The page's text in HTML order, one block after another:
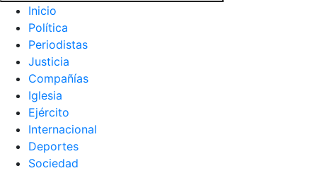
Inicio
Política
Periodistas
Justicia
Compañías
Iglesia
Ejército
Internacional
Deportes
Sociedad